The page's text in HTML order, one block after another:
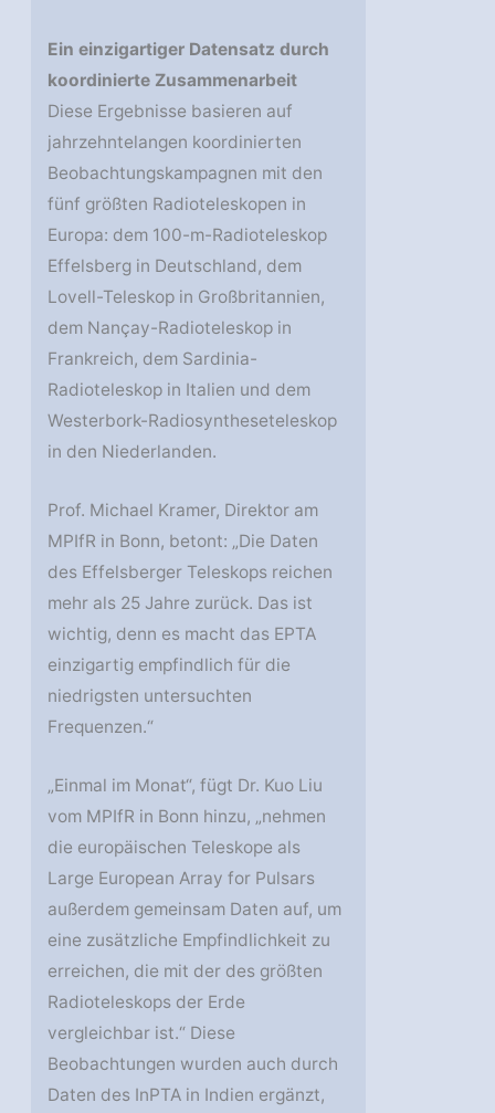
Ein einzigartiger Datensatz durch
koordinierte Zusammenarbeit
Diese Ergebnisse basieren auf
jahrzehntelangen koordinierten
Beobachtungskampagnen mit den
fünf größten Radioteleskopen in
Europa: dem 100-m-Radioteleskop
Effelsberg in Deutschland, dem
Lovell-Teleskop in Großbritannien,
dem Nançay-Radioteleskop in
Frankreich, dem Sardinia-
Radioteleskop in Italien und dem
Westerbork-Radiosyntheseteleskop
in den Niederlanden.
Prof. Michael Kramer, Direktor am
MPIfR in Bonn, betont: „Die Daten
des Effelsberger Teleskops reichen
mehr als 25 Jahre zurück. Das ist
wichtig, denn es macht das EPTA
einzigartig empfindlich für die
niedrigsten untersuchten
Frequenzen.“
„Einmal im Monat“, fügt Dr. Kuo Liu
vom MPIfR in Bonn hinzu, „nehmen
die europäischen Teleskope als
Large European Array for Pulsars
außerdem gemeinsam Daten auf, um
eine zusätzliche Empfindlichkeit zu
erreichen, die mit der des größten
Radioteleskops der Erde
vergleichbar ist.“ Diese
Beobachtungen wurden auch durch
Daten des InPTA in Indien ergänzt,